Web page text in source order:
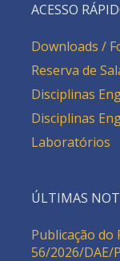
ACESSO
Downloads /
Reserva de
Disciplinas
Disciplinas
Laboratórios
ÚLTIMAS
Publicação do
56/2026/DAE/